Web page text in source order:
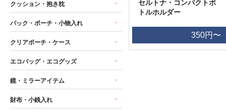
セルトナ・コンパクトボ
トルホルダー
350円〜
クッション・抱き枕
バック・ポーチ・小物入れ
クリアポーチ・ケース
エコバッグ・エコグッズ
鏡・ミラーアイテム
財布・小銭入れ